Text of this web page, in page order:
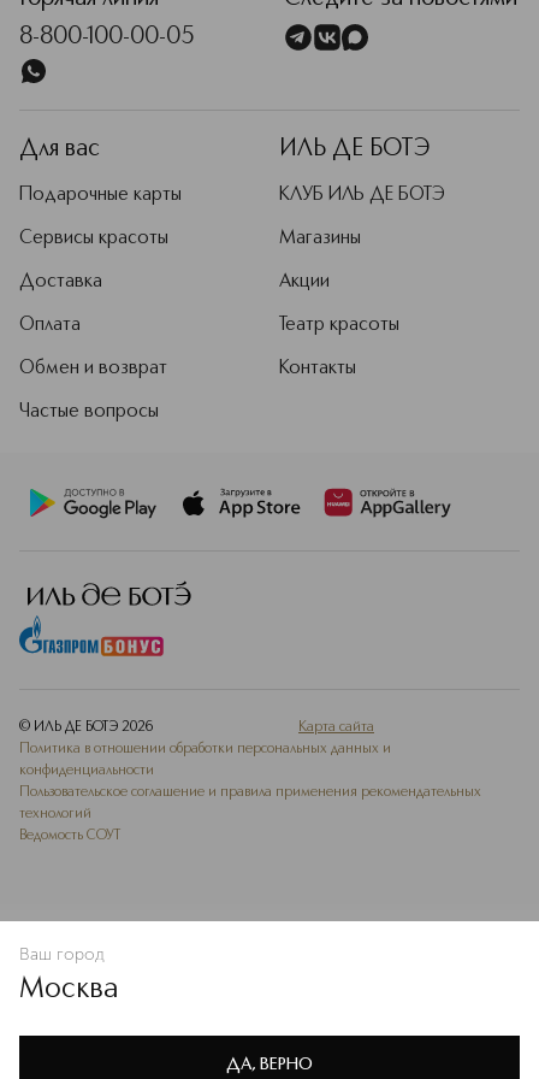
Политике конфиденциальности
В КОРЗИНУ
8-800-100-00-05
Для вас
Подарочные карты
Сервисы красоты
Доставка
Оплата
Обмен и возврат
Частые вопросы
ИЛЬ ДЕ БОТЭ
КЛУБ ИЛЬ ДЕ БОТЭ
Магазины
Акции
Театр красоты
Контакты
© ИЛЬ ДЕ БОТЭ 2026
Карта сайта
Политика в отношении обработки персональных данных и
конфиденциальности
Пользовательское соглашение и правила применения рекомендательных
технологий
Ведомость СОУТ
Ваш город
Москва
ДА, ВЕРНО